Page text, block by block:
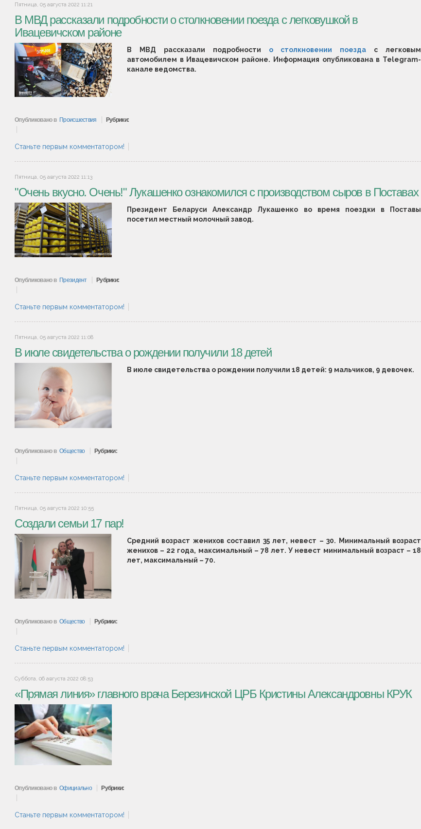
Пятница, 05 августа 2022 11:21
В МВД рассказали подробности о столкновении поезда с легковушкой в
Ивацевичском районе
В МВД рассказали подробности о столкновении поезда с легковым
автомобилем в Ивацевичском районе. Информация опубликована в Telegram-
канале ведомства.
Опубликовано в Происшествия Рубрики:
Станьте первым комментатором!
Пятница, 05 августа 2022 11:13
"Очень вкусно. Очень!" Лукашенко ознакомился с производством сыров в Поставах
Президент Беларуси Александр Лукашенко во время поездки в Поставы
посетил местный молочный завод.
Опубликовано в Президент Рубрики:
Станьте первым комментатором!
Пятница, 05 августа 2022 11:08
В июле свидетельства о рождении получили 18 детей
В июле свидетельства о рождении получили 18 детей: 9 мальчиков, 9 девочек.
Опубликовано в Общество Рубрики:
Станьте первым комментатором!
Пятница, 05 августа 2022 10:55
Создали семьи 17 пар!
Средний возраст женихов составил 35 лет, невест – 30. Минимальный возраст
женихов – 22 года, максимальный – 78 лет. У невест минимальный возраст – 18
лет, максимальный – 70.
Опубликовано в Общество Рубрики:
Станьте первым комментатором!
Суббота, 06 августа 2022 08:53
«Прямая линия» главного врача Березинской ЦРБ Кристины Александровны КРУК
Опубликовано в Официально Рубрики:
Станьте первым комментатором!